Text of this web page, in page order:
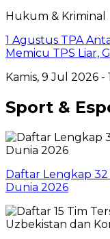
Hukum & Kriminal
1 Agustus TPA
Memicu TPS Liar,
Kamis, 9 Jul 2026 -
Sport &
Daftar Lengkap
Dunia 2026